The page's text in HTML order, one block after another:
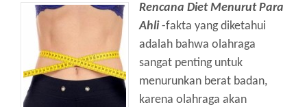
Rencana Diet Menurut Para
Ahli-fakta yang diketahui
adalah bahwa olahraga
sangat penting untuk
menurunkan berat badan,
karena olahraga akan